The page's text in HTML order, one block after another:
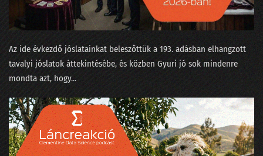
30. Süti-apokalipszis a konferencián
29. Hányféleképpen lehet igent mondani?
28. Okoswhisky egy jó MI-sakkpartihoz?
26. Média-értés adat-alapon, vagy miért podcastolunk?
25. Válogatáskazetták a Spotify korából
Az ide évkezdő jóslatainkat beleszőttük a 193. adásban elhangzott
tavalyi jóslatok áttekintésébe, és közben Gyuri jó sok mindenre
mondta azt, hogy...